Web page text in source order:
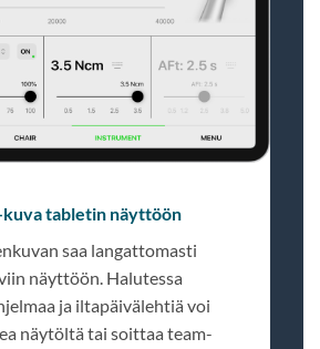
kuva tabletin näyttöön
saa langattomasti
näyttöön. Halutessa
ja iltapäivälehtiä voi
näytöltä tai soittaa team-